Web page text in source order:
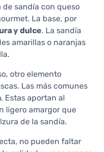
sandía con queso
La base, por
y dulce. La sandía
amarillas o naranjas
otro elemento
Las más comunes
. Estas aportan al
ligero amargor que
de la sandía.
no pueden faltar